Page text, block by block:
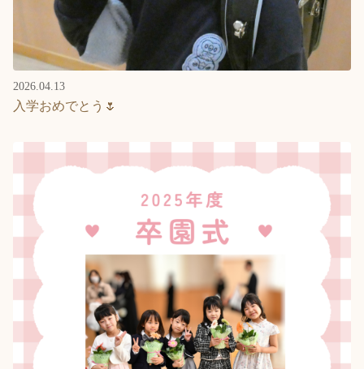
2026.04.13
入学おめでとう🌷